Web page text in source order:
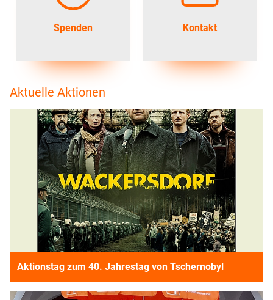
Spenden Kontakt
Aktuelle Aktionen
Aktionstag zum 40. Jahrestag von Tschernobyl